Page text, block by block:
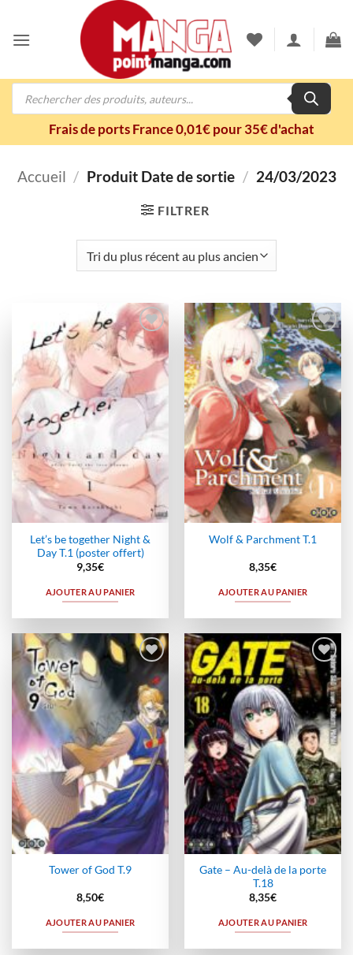
contenu
Recherche
Frais de ports France 0,01€ pour 35€ d'achat
Accueil / Produit Date de sortie / 24/03/2023
FILTRER
Ajouter
à la
wishlist
Let’s be together Night &
Day T.1 (poster offert)
9,35€
AJOUTER AU PANIER
Ajouter
à la
wishlist
Wolf & Parchment T.1
8,35€
AJOUTER AU PANIER
Ajouter
à la
wishlist
Tower of God T.9
8,50€
AJOUTER AU PANIER
Ajouter
à la
wishlist
Gate – Au-delà de la porte
T.18
8,35€
AJOUTER AU PANIER